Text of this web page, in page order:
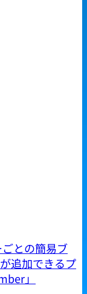
との簡易ブ
追加できるプ
」